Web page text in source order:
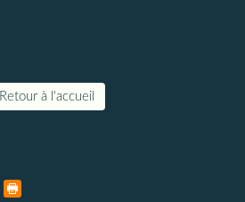
Retour à l'accueil